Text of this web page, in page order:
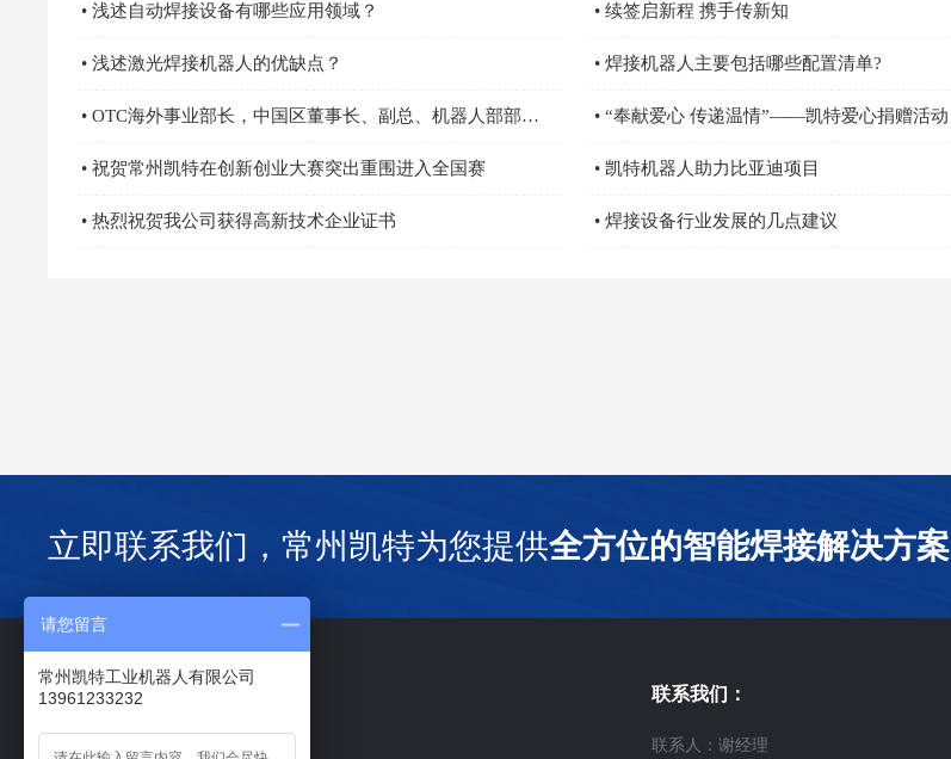
• 浅述自动焊接设备有哪些应用领域？ • 续签启新程 携手传新知
• 浅述激光焊接机器人的优缺点？ • 焊接机器人主要包括哪些配置清单?
• OTC海外事业部长，中国区董事长、副总、机器人部部长，营业担当亲自颁奖 • “奉献爱心 传递温情”——凯特爱心捐赠活动
• 祝贺常州凯特在创新创业大赛突出重围进入全国赛 • 凯特机器人助力比亚迪项目
• 热烈祝贺我公司获得高新技术企业证书 • 焊接设备行业发展的几点建议
立即联系我们，常州凯特为您提供全方位的智能焊接解决方案
网站导航：
网站首页 关于我们
联系我们：
联系人：谢经理
请您留言
常州凯特工业机器人有限公司
13961233232